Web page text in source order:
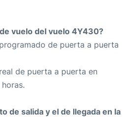
vuelo del vuelo 4Y430?
de puerta a puerta
de puerta a puerta en
de salida y el de llegada en la